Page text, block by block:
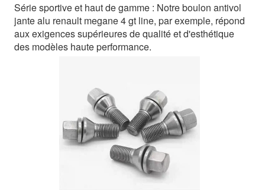
Série sportive et haut de gamme : Notre boulon antivol
jante alu renault megane 4 gt line, par exemple, répond
aux exigences supérieures de qualité et d'esthétique
des modèles haute performance.